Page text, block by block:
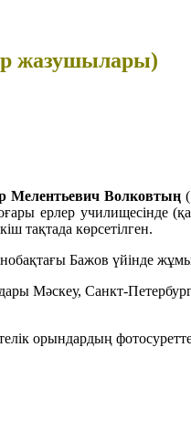
жазушылары)
Мелентьевич Волковтың
ерлер училищесінде
тақтада көрсетілген.
Бажов үйінде
Мәскеу, Санкт-
орындардың